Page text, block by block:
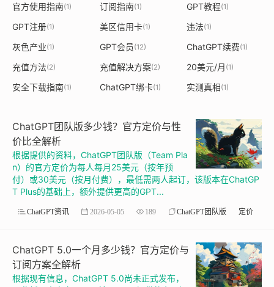
官方使用指南(1) 订阅指南(1) GPT教程(1)
GPT注册(1) 美区信用卡(1) 违法(1)
灰色产业(1) GPT会员 (12) ChatGPT续费(1)
充值方法(2) 充值解决方案(2) 20美元/月 (1)
安全下载指南(1) ChatGPT绑卡(1) 实测真相(1)
ChatGPT团队版多少钱？官方定价与性
价比全解析
根据提供的资料，ChatGPT团队版（Team Pla
n）的官方定价为每人每月25美元（按年预
付）或30美元（按月付费），最低需两人起订，该版本在ChatGP
T Plus的基础上，额外提供更高的GPT...
ChatGPT资讯 2026-05-05 189 ChatGPT团队版 定价
ChatGPT 5.0一个月多少钱？官方定价与
订阅方案全解析
根据现有信息，ChatGPT 5.0尚未正式发布，